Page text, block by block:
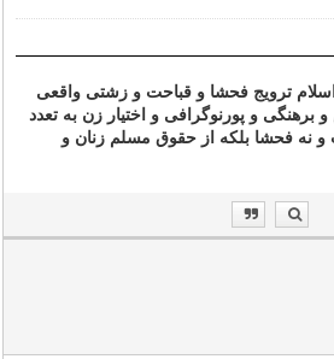
ترویج فحشا و قباحت و زشتی واقعی
و پورنوگرافی و اختیار زن به تعدد
فحشا بلکه از حقوق مسلم زنان و